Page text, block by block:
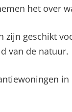
het over
zijn geschikt
van de natuur.